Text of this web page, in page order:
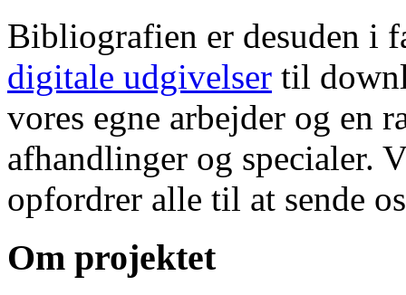
Bibliografien er desuden i
digitale udgivelser til
vores egne arbejder og en
afhandlinger og specialer.
opfordrer alle til at sende
Om projektet